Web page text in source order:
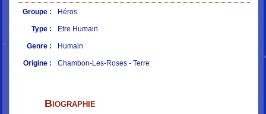
Groupe : Héros
Type : Etre Humain
Genre : Humain
Origine : Chambon-Les-Roses - Terre
Biographie